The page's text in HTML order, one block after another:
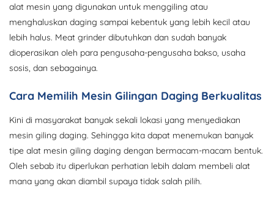
alat mesin yang digunakan untuk menggiling atau
menghaluskan daging sampai kebentuk yang lebih kecil atau
lebih halus. Meat grinder dibutuhkan dan sudah banyak
dioperasikan oleh para pengusaha-pengusaha bakso, usaha
sosis, dan sebagainya.
Cara Memilih Mesin Gilingan Daging Berkualitas
Kini di masyarakat banyak sekali lokasi yang menyediakan
mesin giling daging. Sehingga kita dapat menemukan banyak
tipe alat mesin giling daging dengan bermacam-macam bentuk.
Oleh sebab itu diperlukan perhatian lebih dalam membeli alat
mana yang akan diambil supaya tidak salah pilih.